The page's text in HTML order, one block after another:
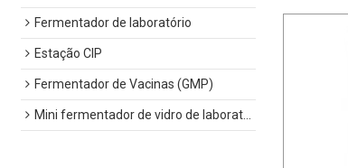
Fermentador de laboratório
Estação CIP
Fermentador de Vacinas (GMP)
Mini fermentador de vidro de laboratório